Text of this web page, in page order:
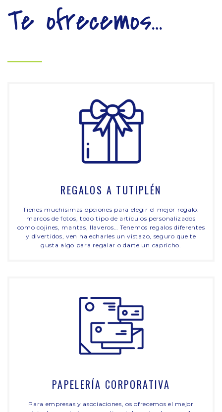
Te ofrecemos…
REGALOS A TUTIPLÉN
Tienes muchísimas opciones para elegir el mejor regalo:
marcos de fotos, todo tipo de artículos personalizados
como cojines, mantas, llaveros… Tenemos regalos diferentes
y divertidos, ven ha echarles un vistazo, seguro que te
gusta algo para regalar o darte un capricho.
PAPELERÍA CORPORATIVA
Para empresas y asociaciones, os ofrecemos el mejor